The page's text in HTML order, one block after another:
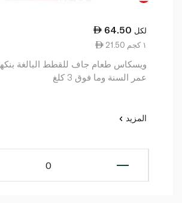
64.50 لكل
21.50 ١ كجم
ويسكاس طعام جاف للقطط البالغة
عمر السنة وما فوق 3 كلغ
المزيد
0